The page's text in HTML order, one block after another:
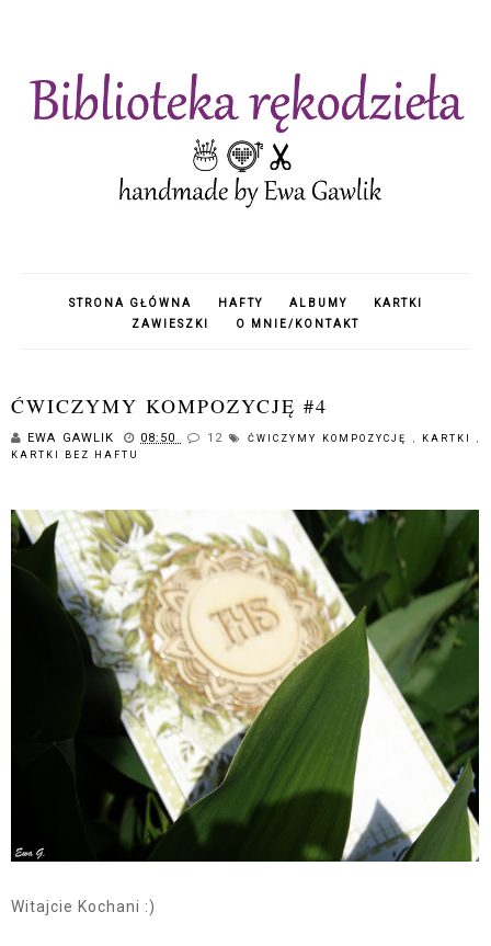
STRONA GŁÓWNA HAFTY ALBUMY
KARTKI
ZAWIESZKI
O MNIE/KONTAKT
ĆWICZYMY KOMPOZYCJĘ #4
EWA GAWLIK 08:50 12 ĆWICZYMY KOMPOZYCJĘ KARTKI
KARTKI BEZ HAFTU
Witajcie Kochani :)